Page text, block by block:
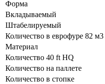
Форма
Вкладываемый
Штабелируемый
Количество в еврофуре 82 м3
Материал
Количество 40 ft HQ
Количество на паллете
Количество в стопке